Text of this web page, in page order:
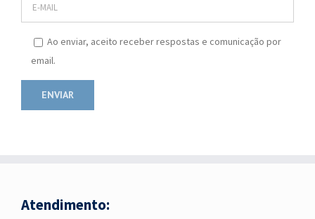
Ao enviar, aceito receber respostas e comunicação por
email.
Atendimento: